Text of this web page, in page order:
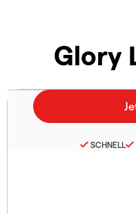
Glory
SCHNELL